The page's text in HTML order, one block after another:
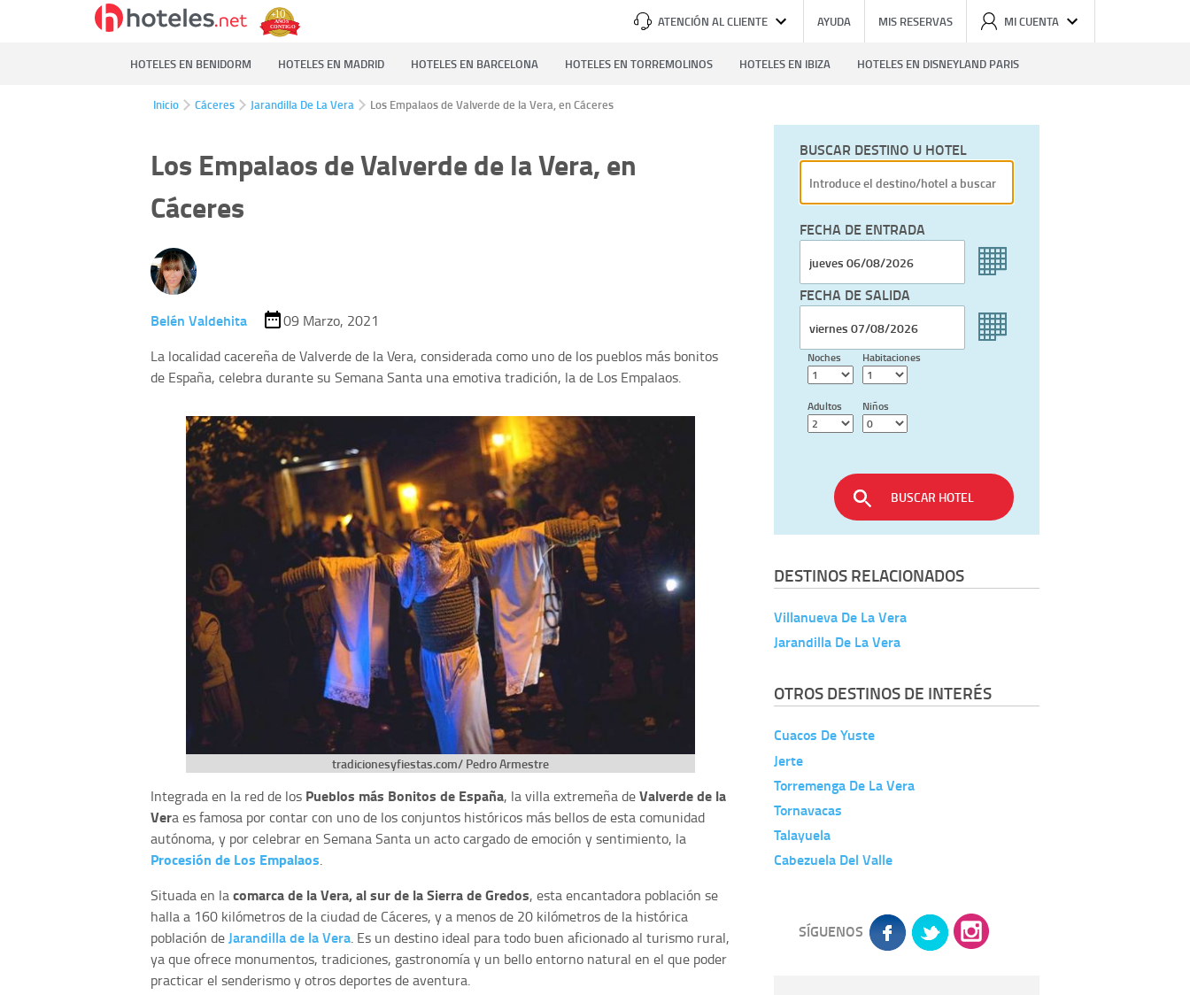
ATENCIÓN AL CLIENTE AYUDA MIS RESERVAS MI CUENTA
HOTELES EN BENIDORM HOTELES EN MADRID HOTELES EN BARCELONA HOTELES EN TORREMOLINOS HOTELES EN IBIZA HOTELES EN DISNEYLAND PARIS
Inicio Cáceres Jarandilla De La Vera Los Empalaos de Valverde de la Vera, en Cáceres
Los Empalaos de Valverde de la Vera, en
Cáceres
Belén Valdehita
09 Marzo, 2021
La localidad cacereña de Valverde de la Vera, considerada como uno de los pueblos más bonitos
de España, celebra durante su Semana Santa una emotiva tradición, la de Los Empalaos.
tradicionesyfiestas.com/ Pedro Armestre
Integrada en la red de los Pueblos más Bonitos de España, la villa extremeña deValverde de la
Vera es famosa por contar con uno de los conjuntos históricos más bellos de esta comunidad
autónoma, y por celebrar en Semana Santa un acto cargado de emoción y sentimiento, la
Procesión de Los Empalaos.
Situada en lacomarca de la Vera, al sur de la Sierra de Gredos, esta encantadora población se
halla a 160 kilómetros de la ciudad de Cáceres, y a menos de 20 kilómetros de la histórica
población deJarandilla de la Vera. Es un destino ideal para todo buen aficionado al turismo rural,
ya que ofrece monumentos, tradiciones, gastronomía y un bello entorno natural en el que poder
practicar el senderismo y otros deportes de aventura.
BUSCAR DESTINO U HOTEL
FECHA DE ENTRADA
FECHA DE SALIDA
Noches Habitaciones
Adultos Niños
BUSCAR HOTEL
DESTINOS RELACIONADOS
Villanueva De La Vera
Jarandilla De La Vera
OTROS DESTINOS DE INTERÉS
Cuacos De Yuste
Jerte
Torremenga De La Vera
Tornavacas
Talayuela
Cabezuela Del Valle
SÍGUENOS